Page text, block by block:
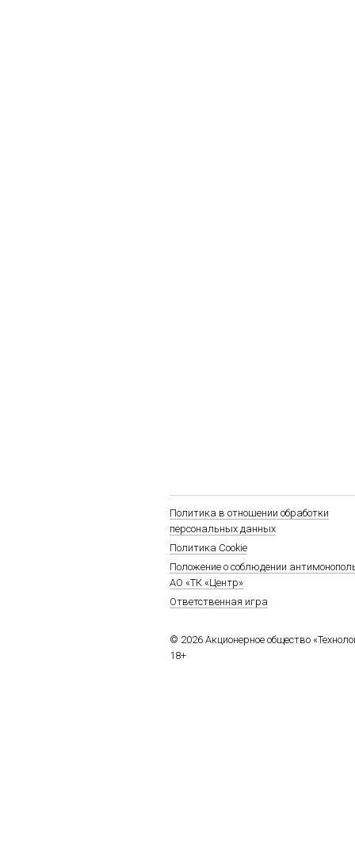
Политика в отношении обработки
персональных данных
Политика Cookie
Положение о соблюдении
АО «ТК «Центр»
Ответственная игра
© 2026 Акционерное общество
18+